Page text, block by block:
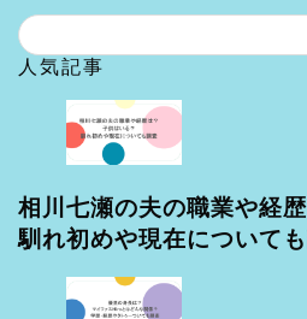
人気記事
相川七瀬の夫の職業や経
馴れ初めや現在について